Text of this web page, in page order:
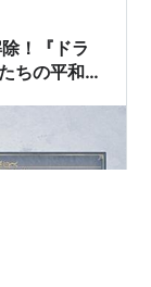
！『ドラ
ちの平和を